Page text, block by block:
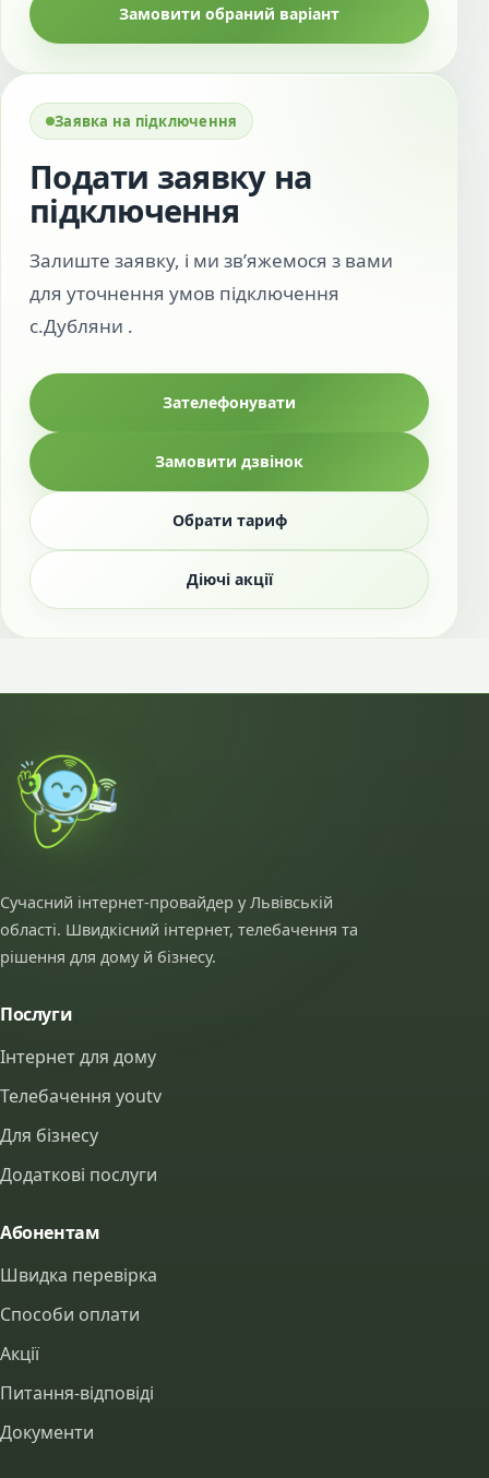
Замовити обраний варіант
Заявка на підключення
Подати заявку на
підключення
Залиште заявку, і ми зв’яжемося з вами
для уточнення умов підключення
с.Дубляни .
Зателефонувати
Замовити дзвінок
Обрати тариф
Діючі акції
Сучасний інтернет-провайдер у Львівській
області. Швидкісний інтернет, телебачення та
рішення для дому й бізнесу.
Послуги
Інтернет для дому
Телебачення youtv
Для бізнесу
Додаткові послуги
Абонентам
Швидка перевірка
Способи оплати
Акції
Питання-відповіді
Документи